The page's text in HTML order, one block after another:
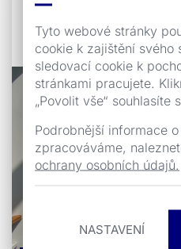
Tyto webové stránky
cookie k zajištění svého
sledovací cookie k
stránkami pracujete.
„Povolit vše“ souhlasíte
Podrobnější informace
zpracováváme,
ochrany osobních údajů.
NASTAVENÍ
Český rozhlas
rekonstrukce